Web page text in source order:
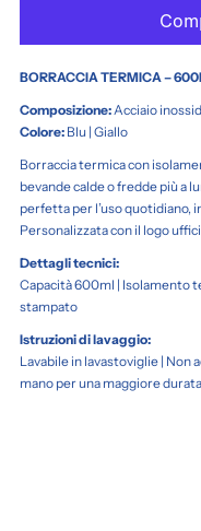
BORRACCIA TERMICA –
Composizione:Acciaio
Colore: Blu | Giallo
Borraccia termica con
bevande calde o fredde più a
perfetta per l’uso quotidiano,
Personalizzata con il logo
Dettagli tecnici:
Capacità 600ml | Isolamento
stampato
Istruzioni di lavaggio:
Lavabile in lavastoviglie | Non
mano per una maggiore